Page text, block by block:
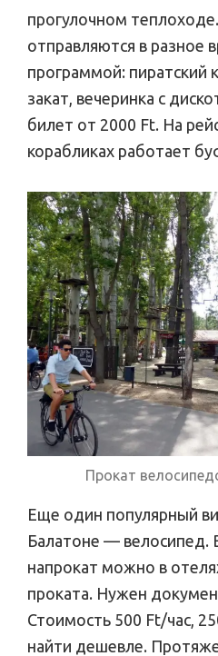
прогулочном
отправляются в разное
программой: пиратский
закат, вечеринка с
билет от 2000 Ft. На
корабликах работает
Прокат
Еще один популярный
Балатоне — велосипед.
напрокат можно в
проката. Нужен
Стоимость 500 Ft/час,
найти дешевле.